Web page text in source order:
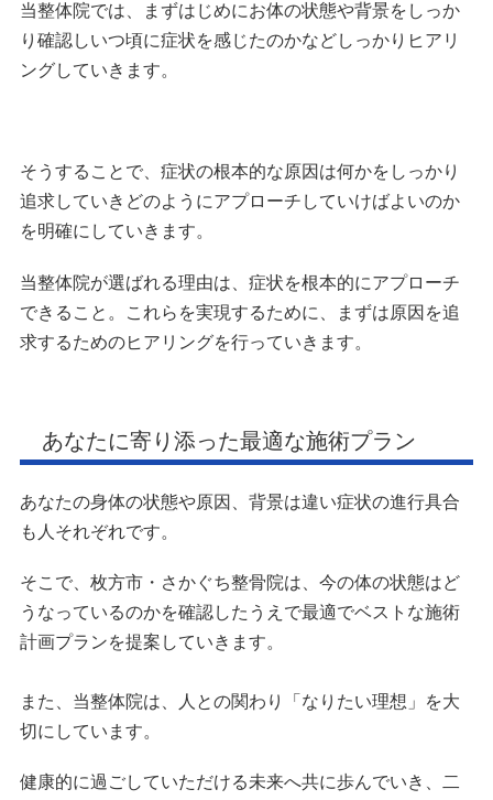
当整体院では、まずはじめにお体の状態や背景をしっか
り確認しいつ頃に症状を感じたのかなどしっかりヒアリ
ングしていきます。
そうすることで、症状の根本的な原因は何かをしっかり
追求していきどのようにアプローチしていけばよいのか
を明確にしていきます。
当整体院が選ばれる理由は、症状を根本的にアプローチ
できること。これらを実現するために、まずは原因を追
求するためのヒアリングを行っていきます。
あなたに寄り添った最適な施術プラン
あなたの身体の状態や原因、背景は違い症状の進行具合
も人それぞれです。
そこで、枚方市・さかぐち整骨院は、今の体の状態はど
うなっているのかを確認したうえで最適でベストな施術
計画プランを提案していきます。
また、当整体院は、人との関わり「なりたい理想」を大
切にしています。
健康的に過ごしていただける未来へ共に歩んでいき、二